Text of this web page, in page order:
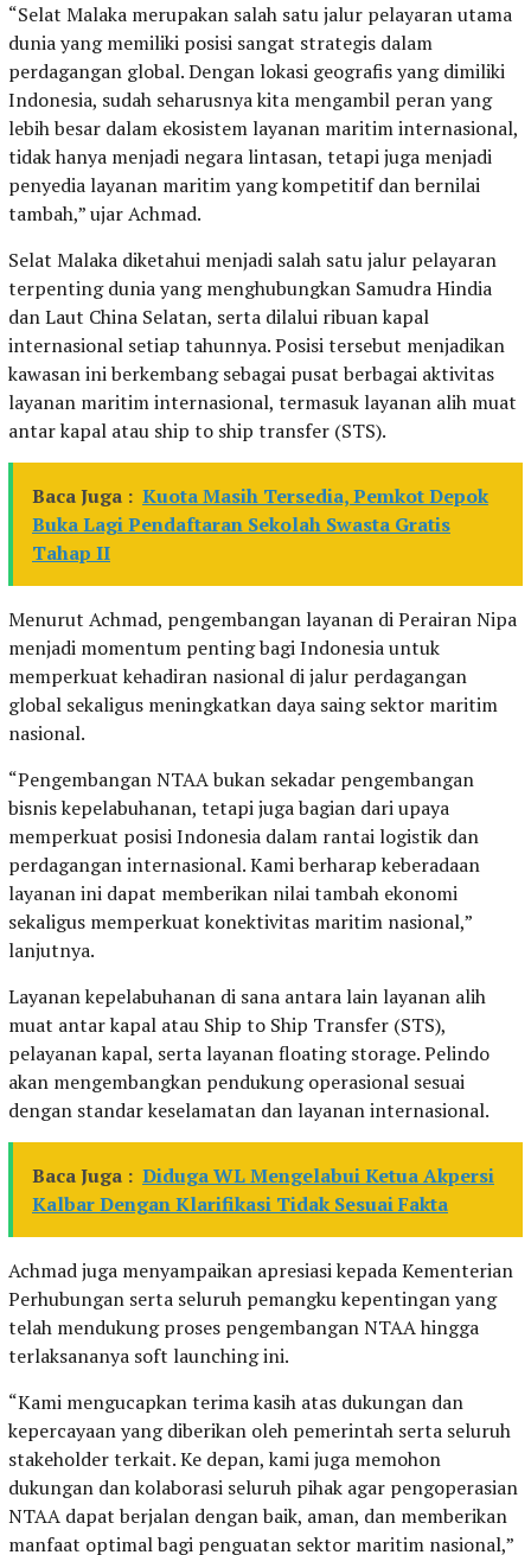
“Selat Malaka merupakan salah satu jalur pelayaran utama
dunia yang memiliki posisi sangat strategis dalam
perdagangan global. Dengan lokasi geografis yang dimiliki
Indonesia, sudah seharusnya kita mengambil peran yang
lebih besar dalam ekosistem layanan maritim internasional,
tidak hanya menjadi negara lintasan, tetapi juga menjadi
penyedia layanan maritim yang kompetitif dan bernilai
tambah,” ujar Achmad.
Selat Malaka diketahui menjadi salah satu jalur pelayaran
terpenting dunia yang menghubungkan Samudra Hindia
dan Laut China Selatan, serta dilalui ribuan kapal
internasional setiap tahunnya. Posisi tersebut menjadikan
kawasan ini berkembang sebagai pusat berbagai aktivitas
layanan maritim internasional, termasuk layanan alih muat
antar kapal atau ship to ship transfer (STS).
Baca Juga : Kuota Masih Tersedia, Pemkot Depok
Buka Lagi Pendaftaran Sekolah Swasta Gratis
Tahap II
Menurut Achmad, pengembangan layanan di Perairan Nipa
menjadi momentum penting bagi Indonesia untuk
memperkuat kehadiran nasional di jalur perdagangan
global sekaligus meningkatkan daya saing sektor maritim
nasional.
“Pengembangan NTAA bukan sekadar pengembangan
bisnis kepelabuhanan, tetapi juga bagian dari upaya
memperkuat posisi Indonesia dalam rantai logistik dan
perdagangan internasional. Kami berharap keberadaan
layanan ini dapat memberikan nilai tambah ekonomi
sekaligus memperkuat konektivitas maritim nasional,”
lanjutnya.
Layanan kepelabuhanan di sana antara lain layanan alih
muat antar kapal atau Ship to Ship Transfer (STS),
pelayanan kapal, serta layanan floating storage. Pelindo
akan mengembangkan pendukung operasional sesuai
dengan standar keselamatan dan layanan internasional.
Baca Juga : Diduga WL Mengelabui Ketua Akpersi
Kalbar Dengan Klarifikasi Tidak Sesuai Fakta
Achmad juga menyampaikan apresiasi kepada Kementerian
Perhubungan serta seluruh pemangku kepentingan yang
telah mendukung proses pengembangan NTAA hingga
terlaksananya soft launching ini.
“Kami mengucapkan terima kasih atas dukungan dan
kepercayaan yang diberikan oleh pemerintah serta seluruh
stakeholder terkait. Ke depan, kami juga memohon
dukungan dan kolaborasi seluruh pihak agar pengoperasian
NTAA dapat berjalan dengan baik, aman, dan memberikan
manfaat optimal bagi penguatan sektor maritim nasional,”